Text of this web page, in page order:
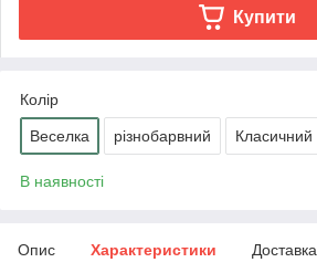
Купити
Колір
Веселка різнобарвний Класичний
В наявності
Опис Характеристики Доставка